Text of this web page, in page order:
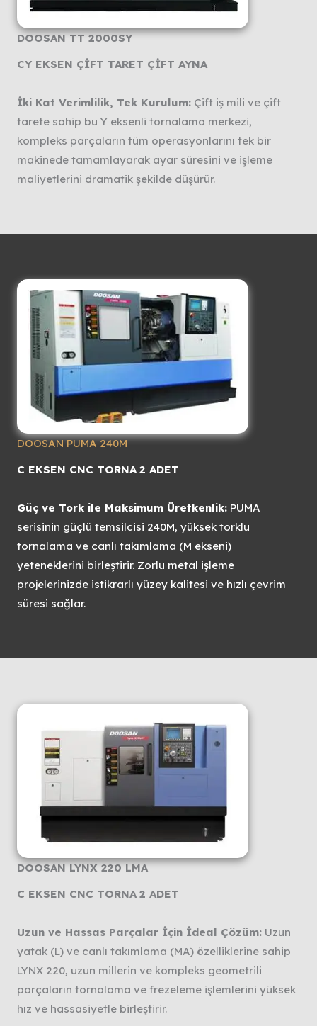
DOOSAN TT 2000SY
CY EKSEN ÇİFT TARET ÇİFT AYNA
İki Kat Verimlilik, Tek Kurulum: Çift iş mili ve çift
tarete sahip bu Y eksenli tornalama merkezi,
kompleks parçaların tüm operasyonlarını tek bir
makinede tamamlayarak ayar süresini ve işleme
maliyetlerini dramatik şekilde düşürür.
DOOSAN PUMA 240M
C EKSEN CNC TORNA 2 ADET
Güç ve Tork ile Maksimum Üretkenlik: PUMA
serisinin güçlü temsilcisi 240M, yüksek torklu
tornalama ve canlı takımlama (M ekseni)
yeteneklerini birleştirir. Zorlu metal işleme
projelerinizde istikrarlı yüzey kalitesi ve hızlı çevrim
süresi sağlar.
DOOSAN LYNX 220 LMA
C EKSEN CNC TORNA 2 ADET
Uzun ve Hassas Parçalar İçin İdeal Çözüm: Uzun
yatak (L) ve canlı takımlama (MA) özelliklerine sahip
LYNX 220, uzun millerin ve kompleks geometrili
parçaların tornalama ve frezeleme işlemlerini yüksek
hız ve hassasiyetle birleştirir.